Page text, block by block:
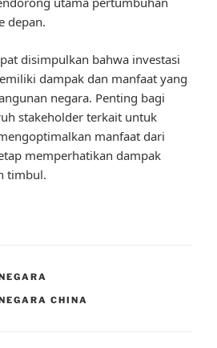
depan.
disimpulkan bahwa investasi
dampak dan manfaat yang
negara. Penting bagi
stakeholder terkait untuk
manfaat dari
memperhatikan dampak
timbul.
CHINA